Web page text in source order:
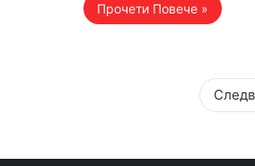
Прочети Повече »